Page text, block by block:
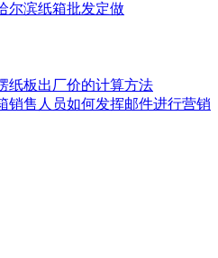
尔滨纸箱批发定做
纸板出厂价的计算方法
销售人员如何发挥邮件进行营销